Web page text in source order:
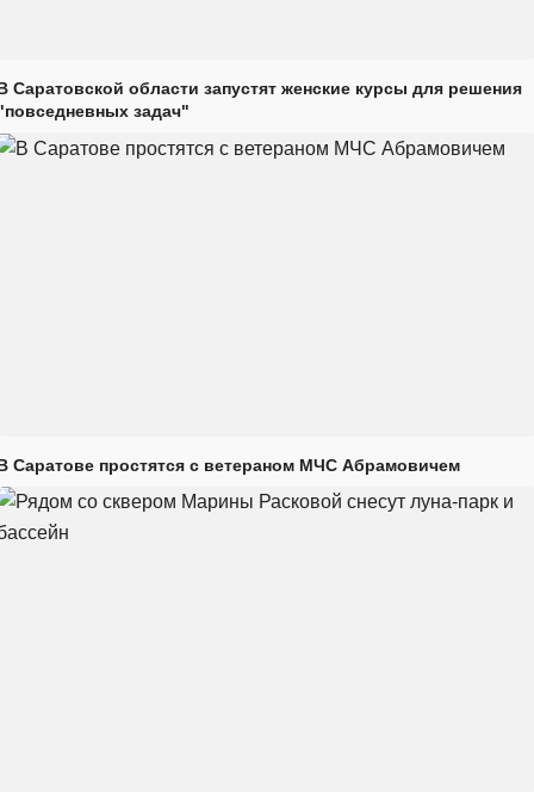
Саратовской области запустят женские курсы для решения
задач"
Саратове простятся с ветераном МЧС Абрамовичем